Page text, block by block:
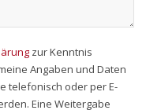
zur Kenntnis
Angaben und Daten
telefonisch oder per E-
Eine Weitergabe